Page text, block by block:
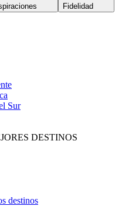
Fidelidad
Sur
DESTINOS
destinos